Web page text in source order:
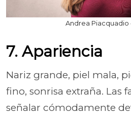
Andrea Piacquadio
7. Apariencia
Nariz grande, piel mala,
fino, sonrisa extraña. Las
señalar cómodamente